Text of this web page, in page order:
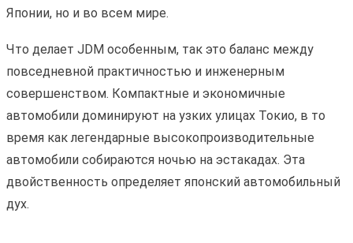
Японии, но и во всем мире.
Что делает JDM особенным, так это баланс между
повседневной практичностью и инженерным
совершенством. Компактные и экономичные
автомобили доминируют на узких улицах Токио, в то
время как легендарные высокопроизводительные
автомобили собираются ночью на эстакадах. Эта
двойственность определяет японский автомобильный
дух.